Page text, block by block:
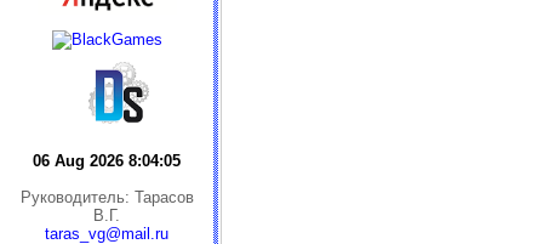
06 Aug 2026 8:04:05
Руководитель: Тарасов
В.Г.
taras_vg@mail.ru